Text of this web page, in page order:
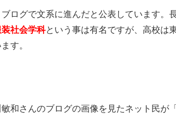
ログで文系に進んだと公表しています。
社会学科という事は有名ですが、高校は
す。
和さんのブログの画像を見たネット民が